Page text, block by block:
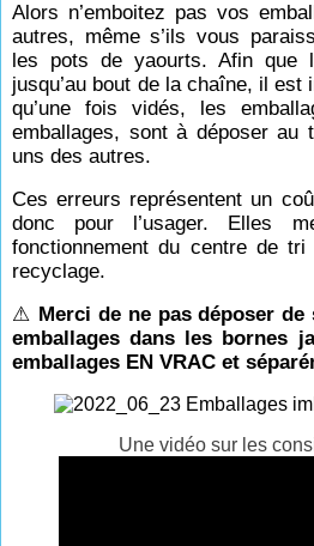
Alors n’emboitez pas vos
autres, même s’ils vous
les pots de yaourts. Afin que
jusqu’au bout de la chaîne, il est
qu’une fois vidés, les
emballages, sont à déposer au
uns des autres.
Ces erreurs représentent un
donc pour l’usager. Elles
fonctionnement du centre de
recyclage.
⚠ Merci de ne pas déposer
emballages dans les bornes
emballages EN VRAC et
Une vidéo sur les